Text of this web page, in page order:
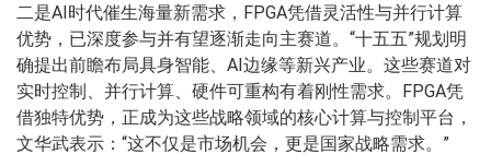
二是AI时代催生海量新需求，FPGA凭借灵活性与并行计算
优势，已深度参与并有望逐渐走向主赛道。“十五五”规划明
确提出前瞻布局具身智能、AI边缘等新兴产业。这些赛道对
实时控制、并行计算、硬件可重构有着刚性需求。FPGA凭
借独特优势，正成为这些战略领域的核心计算与控制平台，
文华武表示：“这不仅是市场机会，更是国家战略需求。”